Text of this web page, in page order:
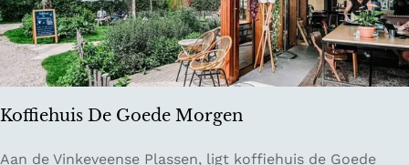
n
n
a
t
u
Koffiehuis De Goede Morgen
K
Aan de Vinkeveense Plassen, ligt koffiehuis de Goede